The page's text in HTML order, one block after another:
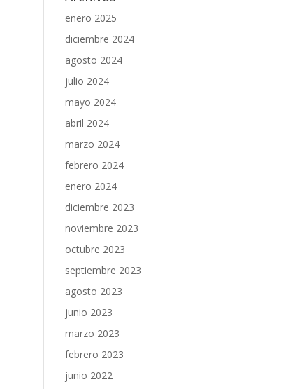
enero 2025
diciembre 2024
agosto 2024
julio 2024
mayo 2024
abril 2024
marzo 2024
febrero 2024
enero 2024
diciembre 2023
noviembre 2023
octubre 2023
septiembre 2023
agosto 2023
junio 2023
marzo 2023
febrero 2023
junio 2022